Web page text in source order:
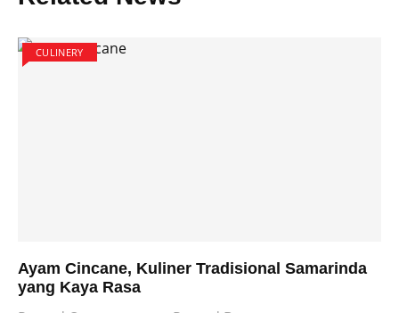
CULINERY
Ayam Cincane, Kuliner Tradisional Samarinda
yang Kaya Rasa